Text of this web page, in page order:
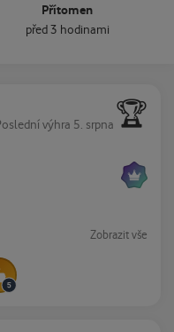
Přítomen
před 3 hodinami
výhra 5. srpna 🏆
Zobrazit vše